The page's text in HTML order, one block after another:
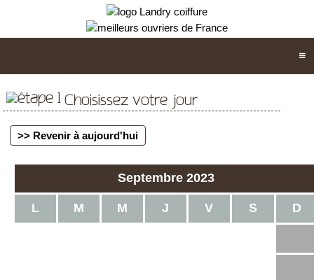
Choisissez votre jour
>> Revenir à aujourd'hui
Septembre 2023
L M M J V S D